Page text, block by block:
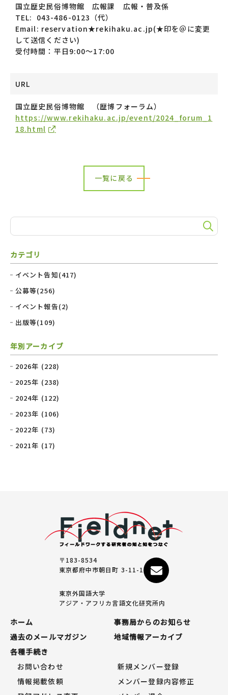
国立歴史民俗博物館 広報課 広報・普及係
TEL: 043-486-0123（代）
Email: reservation★rekihaku.ac.jp(★印を＠に変更
して送信ください)
受付時間：平日9:00～17:00
URL
国立歴史民俗博物館 （歴博フォーラム）
https://www.rekihaku.ac.jp/event/2024_forum_1
18.html
一覧に戻る
カテゴリ
イベント告知(417)
公募等(256)
イベント報告(2)
出版等(109)
年別アーカイブ
2026年 (228)
2025年 (238)
2024年 (122)
2023年 (106)
2022年 (73)
2021年 (17)
〒183-8534
東京都府中市朝日町 3-11-1
東京外国語大学
アジア・アフリカ言語文化研究所内
ホーム
事務局からのお知らせ
過去のメールマガジン
地域情報アーカイブ
各種手続き
お問い合わせ
新規メンバー登録
情報掲載依頼
メンバー登録内容修正